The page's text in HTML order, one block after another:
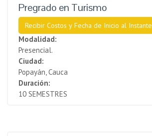
Pregrado en Turismo
Recibir Costos y Fecha de Inicio al Instante
Modalidad:
Presencial.
Ciudad:
Popayán, Cauca
Duración:
10 SEMESTRES